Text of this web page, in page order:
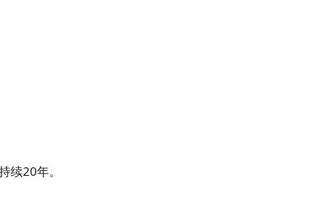
续20年。